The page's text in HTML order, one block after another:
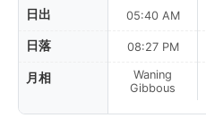
日出
日落
月相
05:40 AM
08:27 PM
Waning
Gibbous